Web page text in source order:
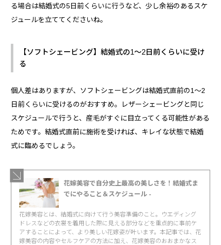
る場合は結婚式の5日前くらいに行うなど、少し余裕のあるスケ
ジュールを立ててくださいね。
【ソフトシェービング】結婚式の1～2日前くらいに受け
る
個人差はありますが、ソフトシェービングは結婚式直前の1～2
日前くらいに受けるのがおすすめ。レザーシェービングと同じ
スケジュールで行うと、産毛がすぐに目立ってくる可能性がある
ためです。結婚式直前に施術を受ければ、キレイな状態で結婚
式に臨めるでしょう。
花嫁美容で自分史上最高の美しさを！結婚式ま
でにやること＆スケジュール -
花嫁美容とは、結婚式に向けて行う美容準備のこと。ウエディング
ドレスなどの衣裳を着用した際に見える部分などを重点的に事前ケ
アすることによって、より美しい花嫁姿が叶います。本記事では、花
嫁美容の内容やセルフケアの方法に加え、花嫁美容のおおまかなス